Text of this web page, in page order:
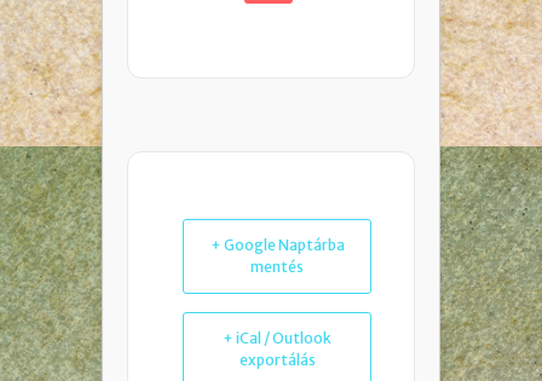
+ Google Naptárba
mentés
+ iCal / Outlook
exportálás